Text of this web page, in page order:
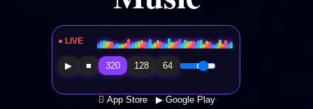
● LIVE Radio Sfera Music
▶ ■ 320 128 64
 App Store ▶ Google Play